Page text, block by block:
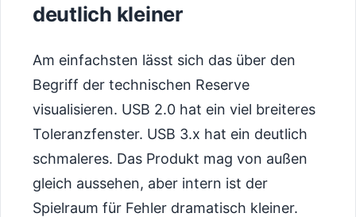
deutlich kleiner
Am einfachsten lässt sich das über den
Begriff der technischen Reserve
visualisieren. USB 2.0 hat ein viel breiteres
Toleranzfenster. USB 3.x hat ein deutlich
schmaleres. Das Produkt mag von außen
gleich aussehen, aber intern ist der
Spielraum für Fehler dramatisch kleiner.